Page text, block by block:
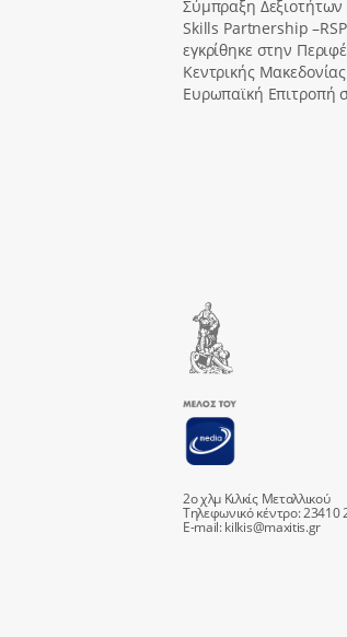
Σύμπραξη Δεξιοτήτων
Skills Partnership
εγκρίθηκε στην
Κεντρικής
Ευρωπαϊκή Επιτροπή
2ο χλμ Κιλκίς Μεταλλικού
Τηλεφωνικό κέντρο: 23410
E-mail:kilkis@maxitis.gr